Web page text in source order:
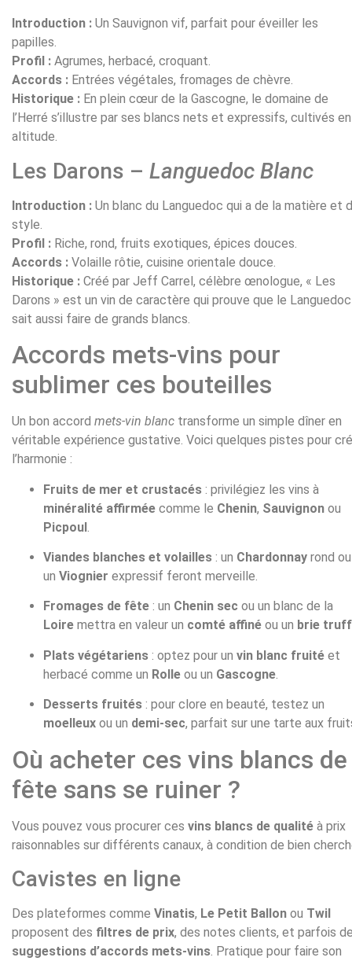
Introduction : Un Sauvignon vif, parfait pour éveiller les
papilles.
Profil : Agrumes, herbacé, croquant.
Accords : Entrées végétales, fromages de chèvre.
Historique : En plein cœur de la Gascogne, le domaine de
l’Herré s’illustre par ses blancs nets et expressifs, cultivés en
altitude.
Les Darons – Languedoc Blanc
Introduction : Un blanc du Languedoc qui a de la matière et
style.
Profil : Riche, rond, fruits exotiques, épices douces.
Accords : Volaille rôtie, cuisine orientale douce.
Historique : Créé par Jeff Carrel, célèbre œnologue, « Les
Darons » est un vin de caractère qui prouve que le Languedoc
sait aussi faire de grands blancs.
Accords mets-vins pour
sublimer ces bouteilles
Un bon accord mets-vin blanc transforme un simple dîner en
véritable expérience gustative. Voici quelques pistes pour
l’harmonie :
Fruits de mer et crustacés : privilégiez les vins à
minéralité affirmée comme le Chenin, Sauvignon ou
Picpoul
Viandes blanches et volailles : un Chardonnay rond ou
un Viognier expressif feront merveille.
Fromages de fête : un Chenin sec ou un blanc de la
Loire mettra en valeur un comté affiné ou un brie
Plats végétariens : optez pour un vin blanc fruité et
herbacé comme un Rolle ou un Gascogne
Desserts fruités : pour clore en beauté, testez un
moelleux ou un demi-sec, parfait sur une tarte aux
Où acheter ces vins blancs de
fête sans se ruiner ?
Vous pouvez vous procurer ces vins blancs de qualité à prix
raisonnables sur différents canaux, à condition de bien
Cavistes en ligne
Des plateformes comme Vinatis, Le Petit Ballon ou Twil
proposent des filtres de prix, des notes clients, et parfois
suggestions d’accords mets-vins. Pratique pour faire son